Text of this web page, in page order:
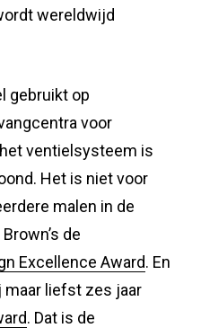
wereldwijd
gebruikt op
voor
ventielsysteem is
Het is niet voor
malen in de
de
Excellence Award. En
maar liefst zes jaar
. Dat is de